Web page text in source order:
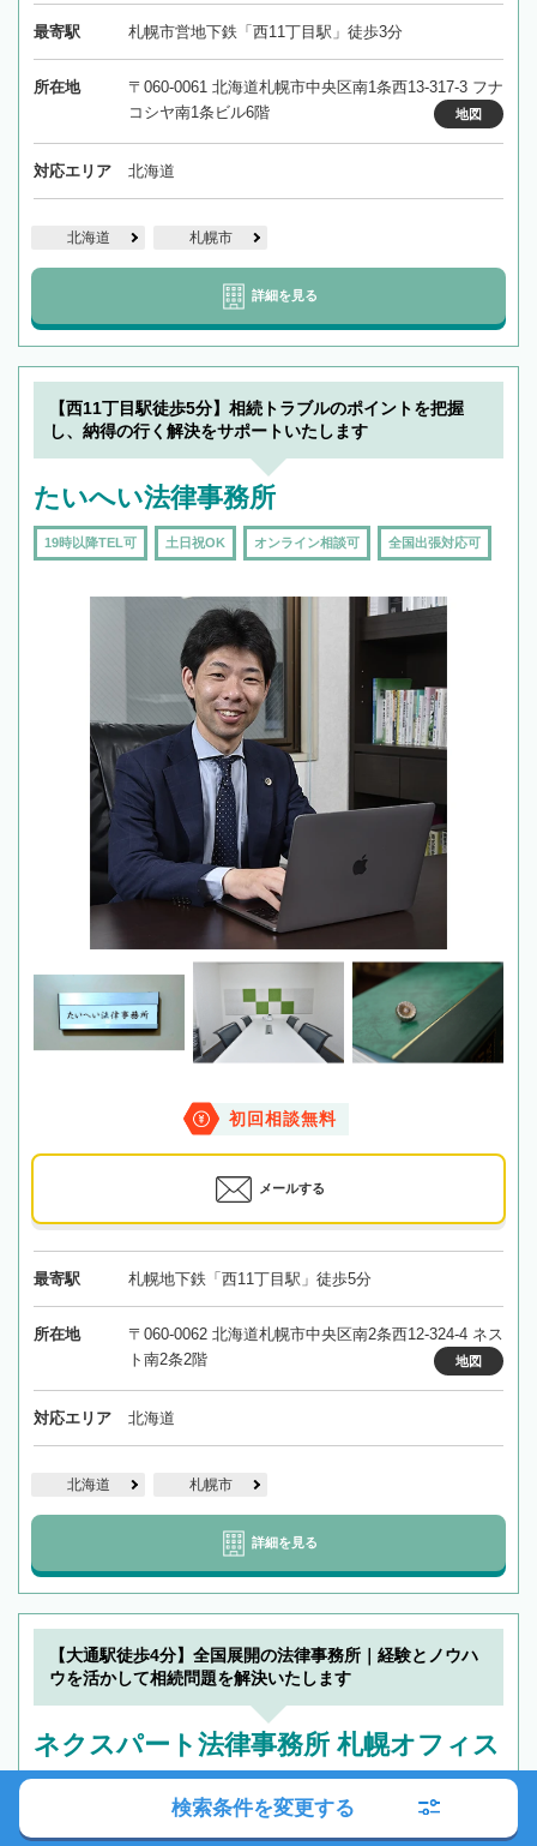
最寄駅 札幌市営地下鉄「西11丁目駅」徒歩3分
所在地
〒060-0061 北海道札幌市中央区南1条西13-317-3 フナ
コシヤ南1条ビル6階
地図
対応エリア 北海道
北海道 札幌市
詳細を見る
【西11丁目駅徒歩5分】相続トラブルのポイントを把握
し、納得の行く解決をサポートいたします
たいへい法律事務所
19時以降TEL可 土日祝OK オンライン相談可 全国出張対応可
初回相談無料
メールする
最寄駅 札幌地下鉄「西11丁目駅」徒歩5分
所在地
〒060-0062 北海道札幌市中央区南2条西12-324-4 ネス
ト南2条2階
地図
対応エリア 北海道
北海道 札幌市
詳細を見る
【大通駅徒歩4分】全国展開の法律事務所｜経験とノウハ
ウを活かして相続問題を解決いたします
ネクスパート法律事務所 札幌オフィス
検索条件を変更する